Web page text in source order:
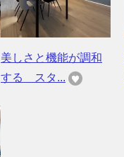
美しさと機能が調和
する スタ...